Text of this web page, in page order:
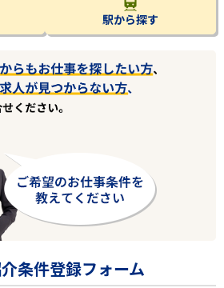
駅から探す
条件登録フォーム